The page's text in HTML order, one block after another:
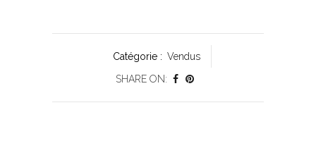
Catégorie : Vendus
SHARE ON: